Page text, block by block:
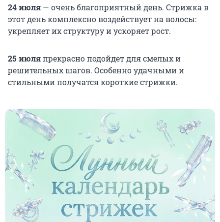
24 июля — очень благоприятный день. Стрижка в
этот день комплексно воздействует на волосы:
укрепляет их структуру и ускоряет рост.
25 июляпрекрасно подойдет для смелых и
решительных шагов. Особенно удачными и
стильными получатся короткие стрижки.